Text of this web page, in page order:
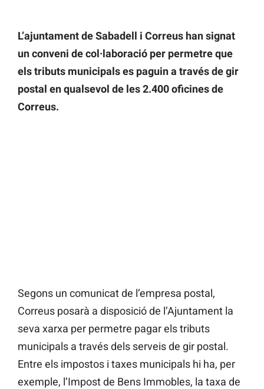
L’ajuntament de Sabadell i Correus han signat
un conveni de col·laboració per permetre que
els tributs municipals es paguin a través de gir
postal en qualsevol de les 2.400 oficines de
Correus.
Segons un comunicat de l’empresa postal,
Correus posarà a disposició de l’Ajuntament la
seva xarxa per permetre pagar els tributs
municipals a través dels serveis de gir postal.
Entre els impostos i taxes municipals hi ha, per
exemple, l’Impost de Bens Immobles, la taxa de